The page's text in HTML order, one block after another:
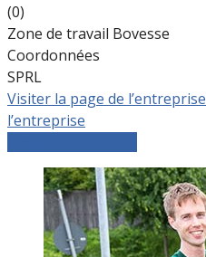
(0)
Zone de travail Bovesse
Coordonnées
SPRL
Visiter la page de l’entreprise
l’entreprise